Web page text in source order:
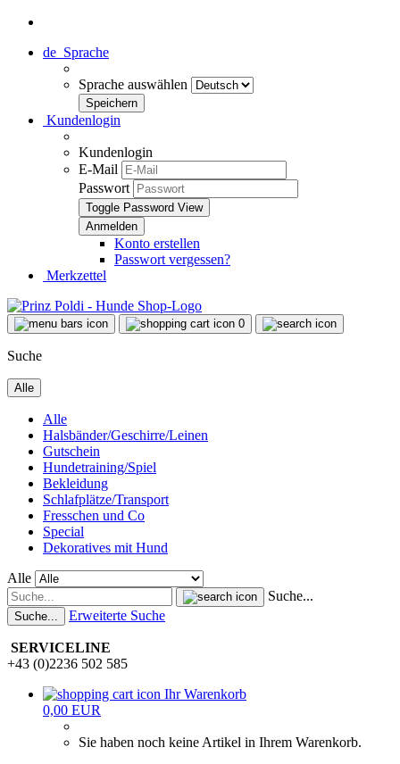
de Sprache
Sprache auswählen
Kundenlogin
Kundenlogin
E-Mail
Passwort
Toggle Password View
Konto erstellen
Passwort vergessen?
Merkzettel
0
Suche
Alle
Alle
Halsbänder/Geschirre/Leinen
Gutschein
Hundetraining/Spiel
Bekleidung
Schlafplätze/Transport
Fresschen und Co
Special
Dekoratives mit Hund
Alle
Suche...
Suche... Erweiterte Suche
SERVICELINE
+43 (0)2236 502 585
Ihr Warenkorb
0,00 EUR
Sie haben noch keine Artikel in Ihrem Warenkorb.